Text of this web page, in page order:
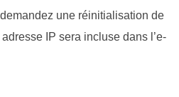
une réinitialisation de
IP sera incluse dans l’e-